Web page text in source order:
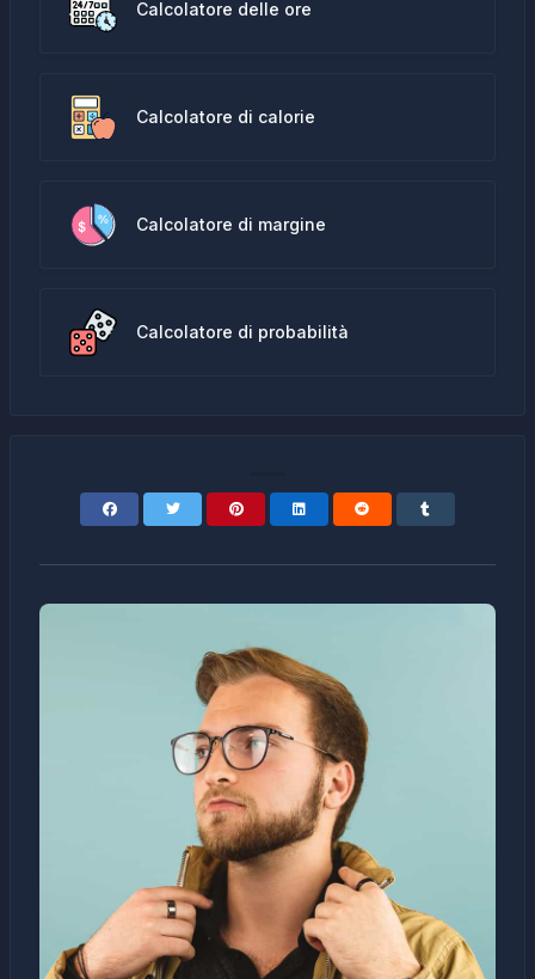
Calcolatore delle ore
Calcolatore di calorie
Calcolatore di margine
Calcolatore di probabilità